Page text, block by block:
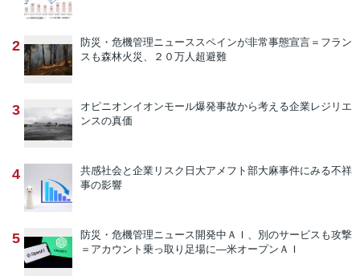
2 防災・危機管理ニューススペインが非常事態宣言＝フラン
スも森林火災、２０万人超避難
3 オピニオンイオンモール爆発事故から考える企業レジリエ
ンスの真価
4 共感社会と企業リスク 日大アメフト部大麻事件にみる不祥
事の影響
5 防災・危機管理ニュース開発中ＡＩ、別のサービスも攻撃
＝アカウント乗っ取り足場に―米オープンＡＩ